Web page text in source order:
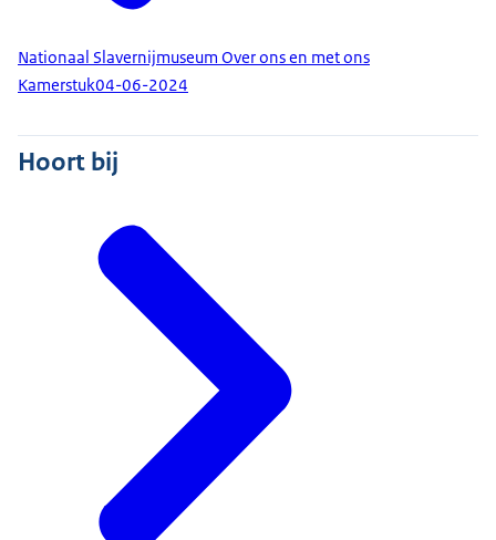
Nationaal Slavernijmuseum Over ons en met ons
Kamerstuk04-06-2024
Hoort bij